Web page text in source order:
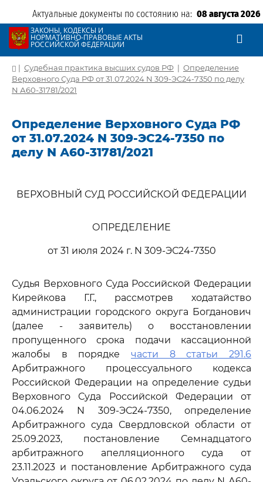
Актуальные документы по состоянию на: 08 августа 2026
ЗАКОНЫ, КОДЕКСЫ И
НОРМАТИВНО-ПРАВОВЫЕ АКТЫ
РОССИЙСКОЙ ФЕДЕРАЦИИ
| Судебная практика высших судов РФ | Определение
Верховного Суда РФ от 31.07.2024 N 309-ЭС24-7350 по делу
N А60-31781/2021
Определение Верховного Суда РФ
от 31.07.2024 N 309-ЭС24-7350 по
делу N А60-31781/2021
ВЕРХОВНЫЙ СУД РОССИЙСКОЙ ФЕДЕРАЦИИ
ОПРЕДЕЛЕНИЕ
от 31 июля 2024 г. N 309-ЭС24-7350
Судья Верховного Суда Российской Федерации
Кирейкова Г.Г., рассмотрев ходатайство
администрации городского округа Богданович
(далее - заявитель) о восстановлении
пропущенного срока подачи кассационной
жалобы в порядке части 8 статьи 291.6
Арбитражного процессуального кодекса
Российской Федерации на определение судьи
Верховного Суда Российской Федерации от
04.06.2024 N 309-ЭС24-7350, определение
Арбитражного суда Свердловской области от
25.09.2023, постановление Семнадцатого
арбитражного апелляционного суда от
23.11.2023 и постановление Арбитражного суда